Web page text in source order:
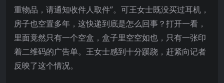
重物品，请通知收件人取件”。可王女士既没买过耳机，
房子也空置多年，这快递到底是怎么回事？打开一看，
里面竟然只有一个空盒，盒子里空空如也，只有一张印
着二维码的广告单。王女士感到十分蹊跷，赶紧向记者
反映了这个情况。